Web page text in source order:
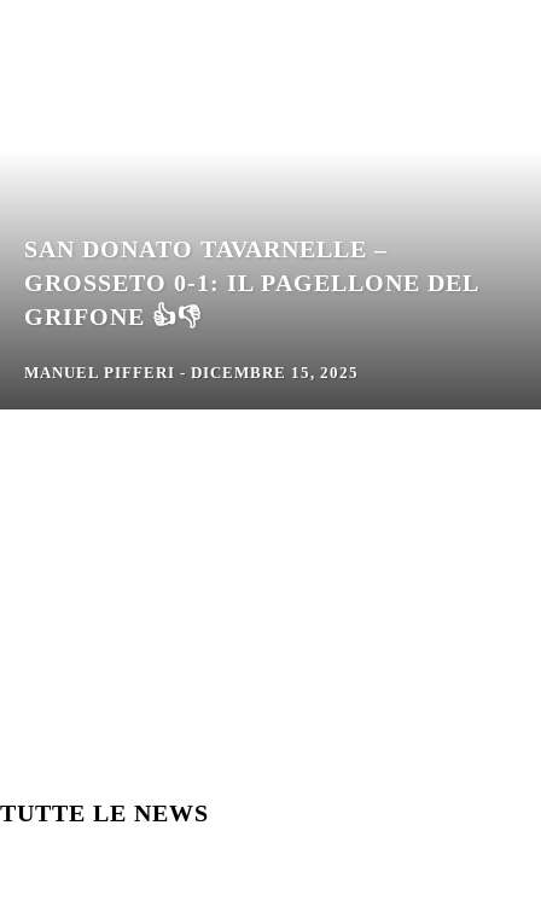
SAN DONATO TAVARNELLE –
GROSSETO 0-1: IL PAGELLONE DEL
GRIFONE 👍👎
MANUEL PIFFERI - DICEMBRE 15, 2025
TUTTE LE NEWS